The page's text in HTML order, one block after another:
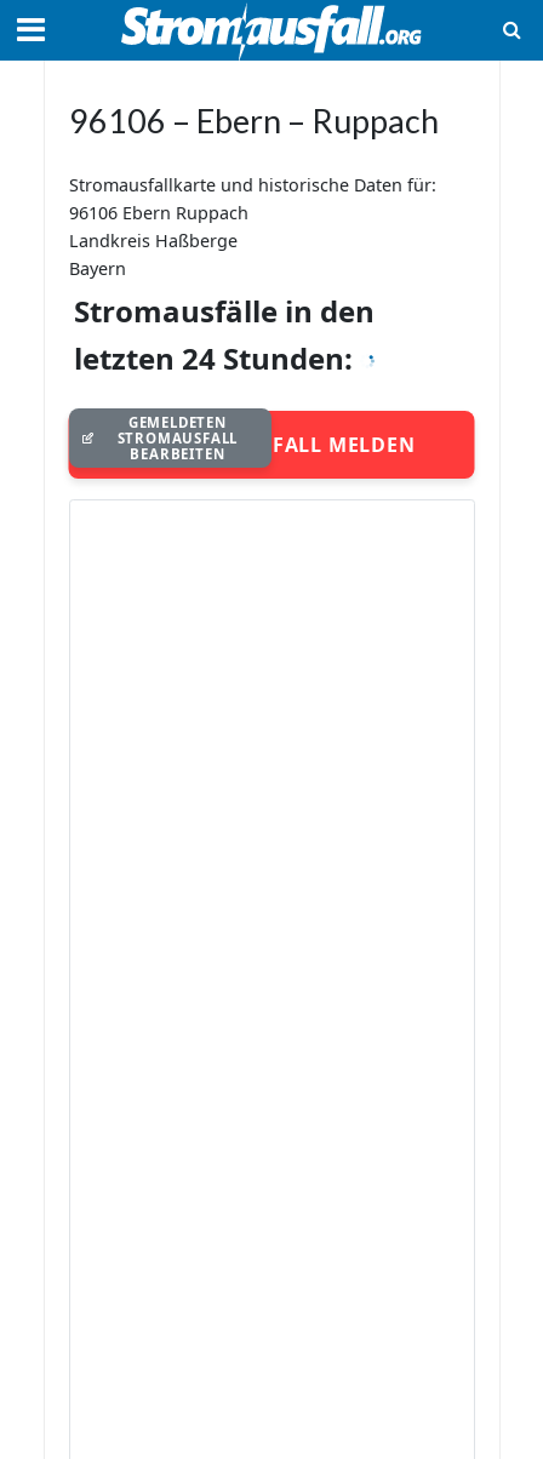
96106 – Ebern – Ruppach
Stromausfallkarte und historische Daten für:
96106 Ebern Ruppach
Landkreis Haßberge
Bayern
Stromausfälle in den
letzten 24 Stunden:
STROMAUSFALL MELDEN
GEMELDETEN
STROMAUSFALL
BEARBEITEN